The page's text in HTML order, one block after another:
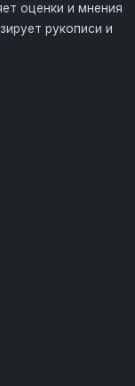
оценки и мнения
рукописи и